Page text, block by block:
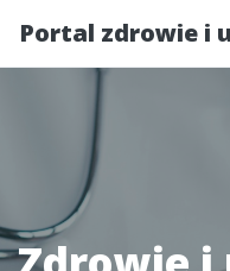
Portal zdrowie i